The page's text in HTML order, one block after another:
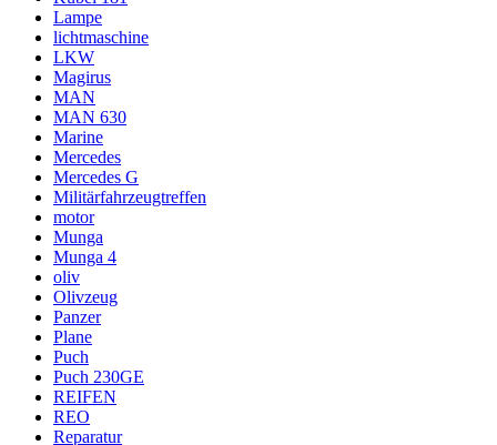
Lampe
lichtmaschine
LKW
Magirus
MAN
MAN 630
Marine
Mercedes
Mercedes G
Militärfahrzeugtreffen
motor
Munga
Munga 4
oliv
Olivzeug
Panzer
Plane
Puch
Puch 230GE
REIFEN
REO
Reparatur